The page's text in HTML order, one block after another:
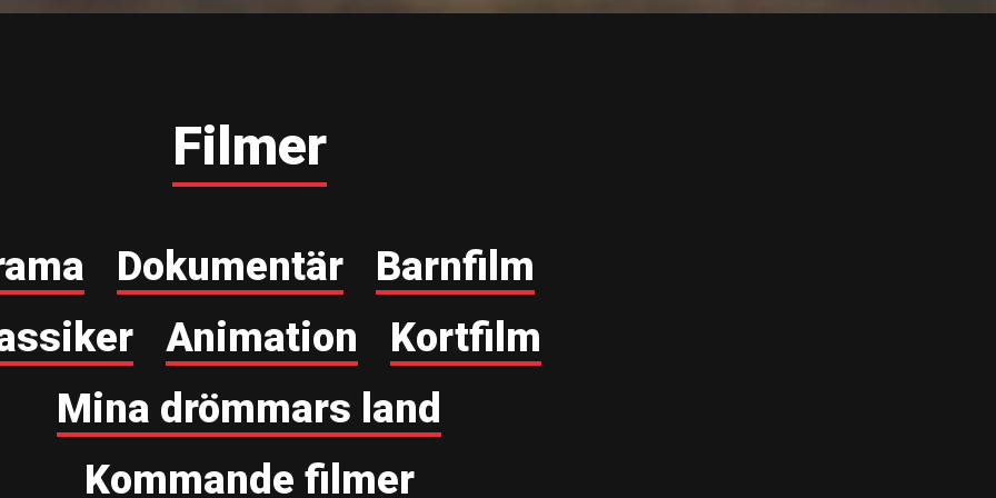
Filmer
Dokumentär
Barnfilm
Animation
Kortfilm
Mina drömmars land
Kommande filmer